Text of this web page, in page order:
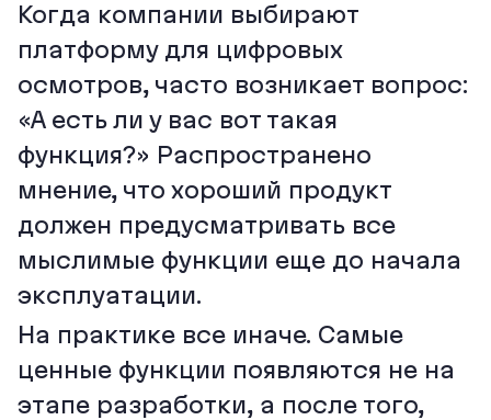
Когда компании выбирают
платформу для цифровых
осмотров, часто возникает вопрос:
«А есть ли у вас вот такая
функция?» Распространено
мнение, что хороший продукт
должен предусматривать все
мыслимые функции еще до начала
эксплуатации.
На практике все иначе. Самые
ценные функции появляются не на
этапе разработки, а после того,